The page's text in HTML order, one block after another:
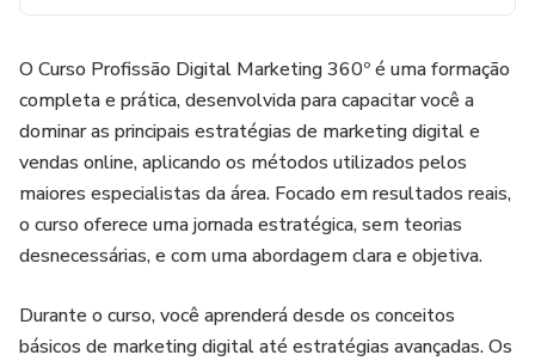
O Curso Profissão Digital Marketing 360º é uma formação
completa e prática, desenvolvida para capacitar você a
dominar as principais estratégias de marketing digital e
vendas online, aplicando os métodos utilizados pelos
maiores especialistas da área. Focado em resultados reais,
o curso oferece uma jornada estratégica, sem teorias
desnecessárias, e com uma abordagem clara e objetiva.
Durante o curso, você aprenderá desde os conceitos
básicos de marketing digital até estratégias avançadas. Os